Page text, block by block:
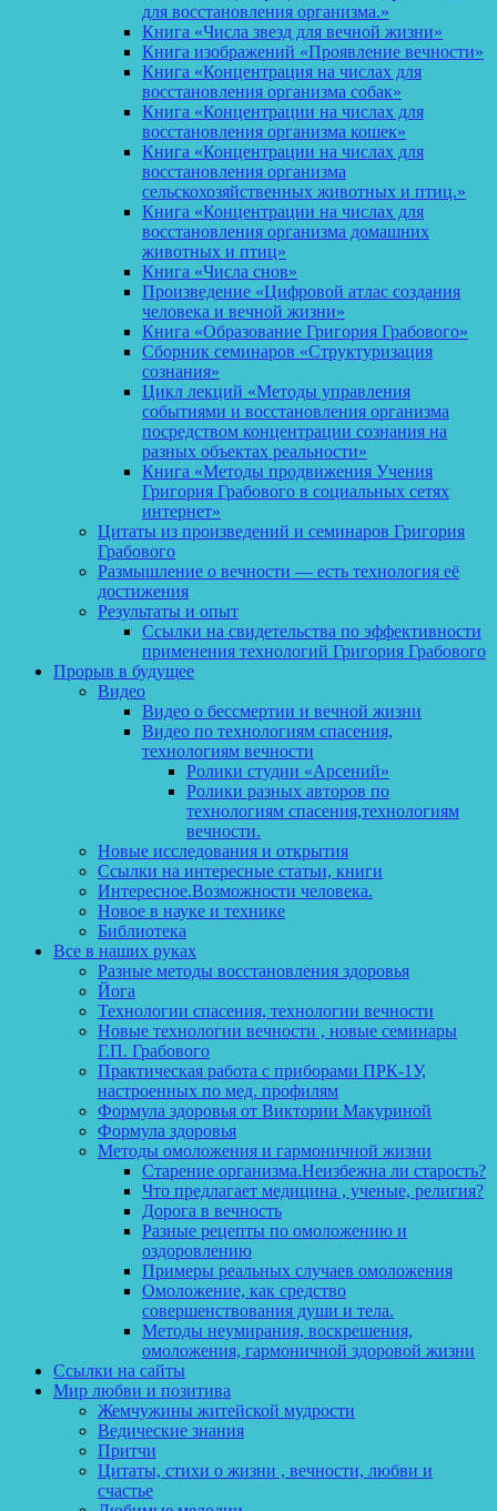
для восстановления организма.»
Книга «Числа звезд для вечной жизни»
Книга изображений «Проявление вечности»
Книга «Концентрация на числах для
восстановления организма собак»
Книга «Концентрации на числах для
восстановления организма кошек»
Книга «Концентрации на числах для
восстановления организма
сельскохозяйственных животных и птиц.»
Книга «Концентрации на числах для
восстановления организма домашних
животных и птиц»
Книга «Числа снов»
Произведение «Цифровой атлас создания
человека и вечной жизни»
Книга «Образование Григория Грабового»
Сборник семинаров «Структуризация
сознания»
Цикл лекций «Методы управления
событиями и восстановления организма
посредством концентрации сознания на
разных объектах реальности»
Книга «Методы продвижения Учения
Григория Грабового в социальных сетях
интернет»
Цитаты из произведений и семинаров Григория
Грабового
Размышление о вечности — есть технология её
достижения
Результаты и опыт
Ссылки на свидетельства по эффективности
применения технологий Григория Грабового
Прорыв в будущее
Видео
Видео о бессмертии и вечной жизни
Видео по технологиям спасения,
технологиям вечности
Ролики студии «Арсений»
Ролики разных авторов по
технологиям спасения,технологиям
вечности.
Новые исследования и открытия
Ссылки на интересные статьи, книги
Интересное.Возможности человека.
Новое в науке и технике
Библиотека
Все в наших руках
Разные методы восстановления здоровья
Йога
Технологии спасения, технологии вечности
Новые технологии вечности , новые семинары
Г.П. Грабового
Практическая работа с приборами ПРК-1У,
настроенных по мед. профилям
Формула здоровья от Виктории Макуриной
Формула здоровья
Методы омоложения и гармоничной жизни
Старение организма.Неизбежна ли старость?
Что предлагает медицина , ученые, религия?
Дорога в вечность
Разные рецепты по омоложению и
оздоровлению
Примеры реальных случаев омоложения
Омоложение, как средство
совершенствования души и тела.
Методы неумирания, воскрешения,
омоложения, гармоничной здоровой жизни
Ссылки на сайты
Мир любви и позитива
Жемчужины житейской мудрости
Ведические знания
Притчи
Цитаты, стихи о жизни , вечности, любви и
счастье